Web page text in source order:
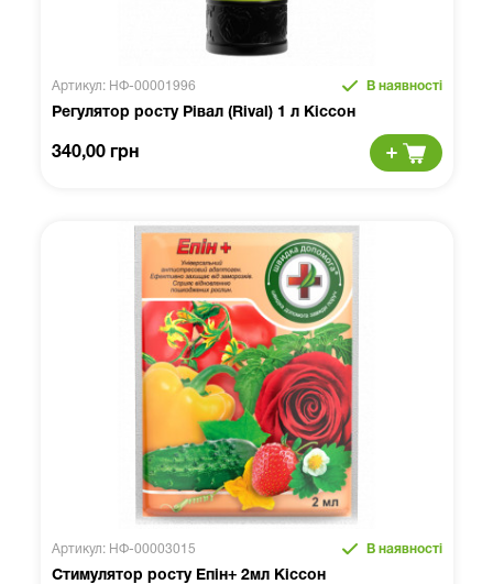
Артикул: НФ-00001996 В наявності
Регулятор росту Рівал (Rival) 1 л Кіссон
340,00 грн
Артикул: НФ-00003015 В наявності
Стимулятор росту Епін+ 2мл Кіссон